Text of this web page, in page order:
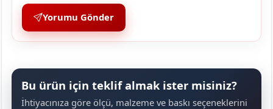
Yorumu Gönder
Bu ürün için teklif almak ister misiniz?
İhtiyacınıza göre ölçü, malzeme ve baskı seçeneklerini